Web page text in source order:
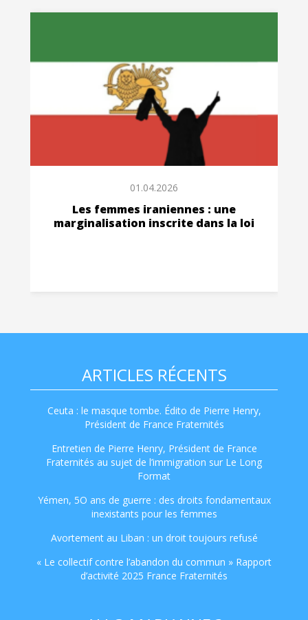
01.04.2026
Les femmes iraniennes : une
marginalisation inscrite dans la loi
ARTICLES RÉCENTS
Ceuta : le masque tombe. Édito de Pierre Henry,
Président de France Fraternités
Entretien de Pierre Henry, Président de France
Fraternités au sujet de l’immigration sur Le Long
Format
Yémen, 5O ans de guerre : des droits fondamentaux
inexistants pour les femmes
Avortement au Liban : un droit toujours refusé
« Le collectif contre l’abandon du commun » Rapport
d’activité 2025 France Fraternités